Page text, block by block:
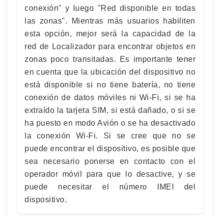
conexión" y luego "Red disponible en todas
las zonas". Mientras más usuarios habiliten
esta opción, mejor será la capacidad de la
red de Localizador para encontrar objetos en
zonas poco transitadas. Es importante tener
en cuenta que la ubicación del dispositivo no
está disponible si no tiene batería, no tiene
conexión de datos móviles ni Wi-Fi, si se ha
extraído la tarjeta SIM, si está dañado, o si se
ha puesto en modo Avión o se ha desactivado
la conexión Wi-Fi. Si se cree que no se
puede encontrar el dispositivo, es posible que
sea necesario ponerse en contacto con el
operador móvil para que lo desactive, y se
puede necesitar el número IMEI del
dispositivo.